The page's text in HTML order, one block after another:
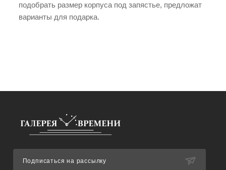
подобрать размер корпуса под запястье, предложат
варианты для подарка.
Подписаться на рассылку